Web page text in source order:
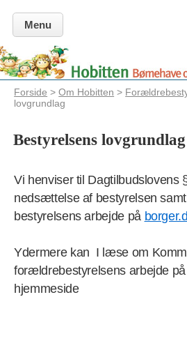
Menu
Forside >Om Hobitten >
lovgrundlag
Bestyrelsens lovgrundlag
Vi henviser til Dagtilbudslovens
nedsættelse af bestyrelsen
bestyrelsens arbejde på
Ydermere kan I læse om
forældrebestyrelsens arbejde
hjemmeside